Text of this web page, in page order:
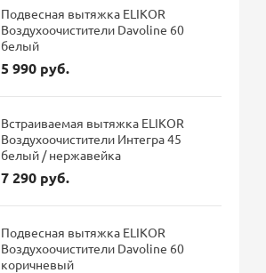
Подвесная вытяжка ELIKOR
Воздухоочистители Davoline 60
белый
5 990 руб.
Встраиваемая вытяжка ELIKOR
Воздухоочистители Интегра 45
белый / нержавейка
7 290 руб.
Подвесная вытяжка ELIKOR
Воздухоочистители Davoline 60
коричневый